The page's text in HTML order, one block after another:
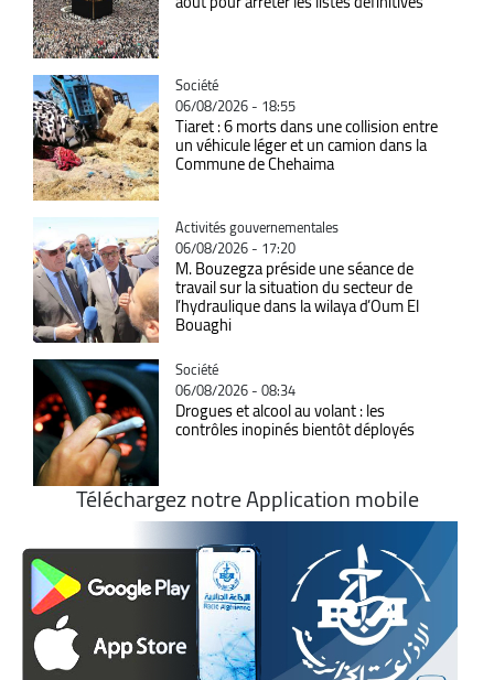
Catégorie
Société
06/08/2026 - 18:55
Tiaret : 6 morts dans une collision entre
un véhicule léger et un camion dans la
Commune de Chehaima
Catégorie
Activités gouvernementales
06/08/2026 - 17:20
M. Bouzegza préside une séance de
travail sur la situation du secteur de
l’hydraulique dans la wilaya d’Oum El
Bouaghi
Catégorie
Société
06/08/2026 - 08:34
Drogues et alcool au volant : les
contrôles inopinés bientôt déployés
Téléchargez notre Application mobile